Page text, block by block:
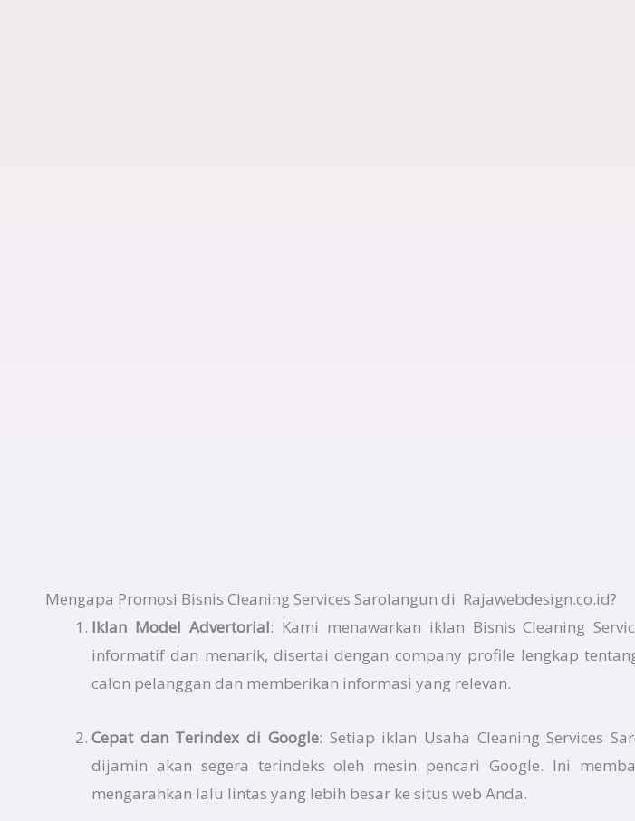
Mengapa Promosi Bisnis Cleaning Services Sarolangun di Rajawebdesign.co.id?
Iklan Model Advertorial: Kami menawarkan iklan Bisnis Cleaning
informatif dan menarik, disertai dengan company profile lengkap
calon pelanggan dan memberikan informasi yang relevan.
Cepat dan Terindex di Google: Setiap iklan Usaha Cleaning Services
dijamin akan segera terindeks oleh mesin pencari Google. Ini
mengarahkan lalu lintas yang lebih besar ke situs web Anda.